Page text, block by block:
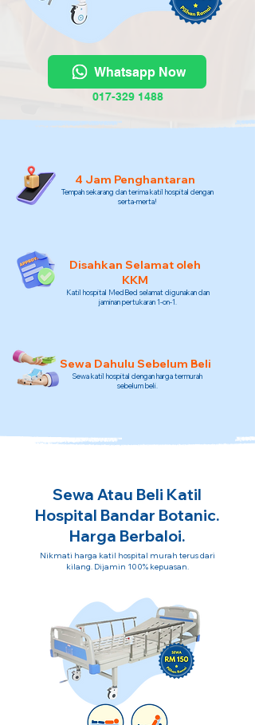
Whatsapp Now
017-329 1488
4 Jam Penghantaran
Tempah sekarang dan terima katil hospital dengan
serta-merta!
Disahkan Selamat oleh
KKM
Katil hospital MedBed selamat digunakan dan
jaminan pertukaran 1-on-1.
Sewa Dahulu Sebelum Beli
Sewa katil hospital dengan harga termurah
sebelum beli.
Sewa Atau Beli Katil
Hospital Bandar Botanic.
Harga Berbaloi.
Nikmati harga katil hospital murah terus dari
kilang. Dijamin 100% kepuasan.